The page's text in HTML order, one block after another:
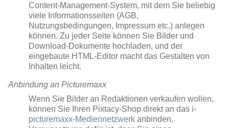
Content-Management-System, mit dem Sie beliebig
viele Informationsseiten (AGB,
Nutzungsbedingungen, Impressum etc.) anlegen
können. Zu jeder Seite können Sie Bilder und
Download-Dokumente hochladen, und der
eingebaute HTML-Editor macht das Gestalten von
Inhalten leicht.
Anbindung an Picturemaxx
Wenn Sie Bilder an Redaktionen verkaufen wollen,
können Sie Ihren Pixtacy-Shop direkt an das i-
picturemaxx-Mediennetzwerk anbinden.